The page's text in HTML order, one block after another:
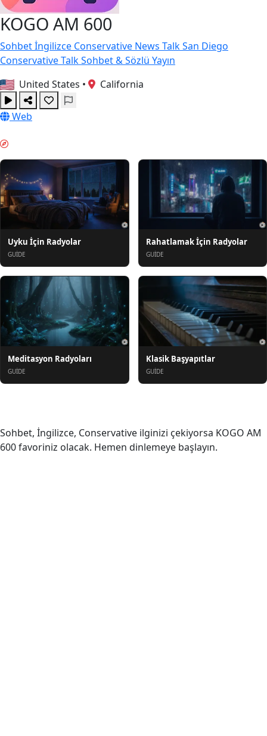
KOGO AM 600
Sohbetİngilizce Conservative News TalkSan Diego
Conservative TalkSohbet & Sözlü Yayın
United States • California
Web
Uyku İçin Radyolar
GUIDE
Rahatlamak İçin Radyolar
GUIDE
Meditasyon Radyoları
GUIDE
Klasik Başyapıtlar
GUIDE
Sohbet, İngilizce, Conservative ilginizi çekiyorsa KOGO AM
600 favoriniz olacak. Hemen dinlemeye başlayın.